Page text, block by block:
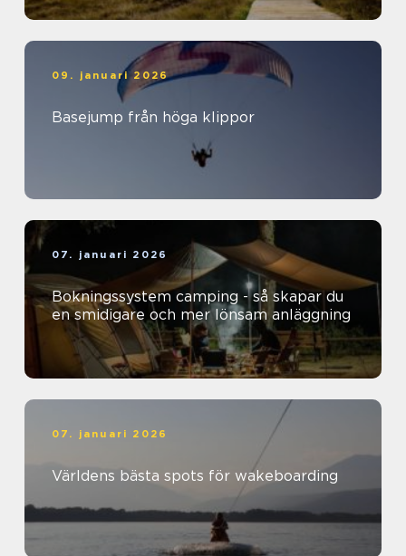
09. januari 2026
Basejump från höga klippor
07. januari 2026
Bokningssystem camping - så skapar du
en smidigare och mer lönsam anläggning
07. januari 2026
Världens bästa spots för wakeboarding